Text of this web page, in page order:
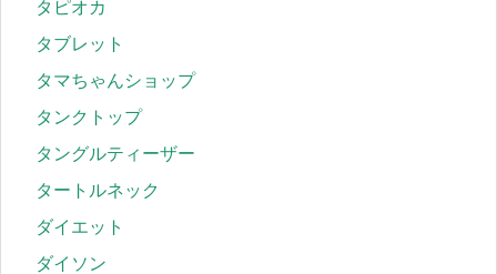
タピオカ
タブレット
タマちゃんショップ
タンクトップ
タングルティーザー
タートルネック
ダイエット
ダイソン